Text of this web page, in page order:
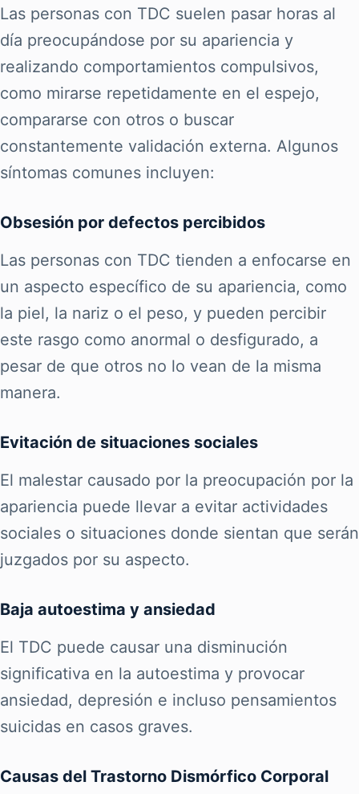
Las personas con TDC suelen pasar horas al
día preocupándose por su apariencia y
realizando comportamientos compulsivos,
como mirarse repetidamente en el espejo,
compararse con otros o buscar
constantemente validación externa. Algunos
síntomas comunes incluyen:
Obsesión por defectos percibidos
Las personas con TDC tienden a enfocarse en
un aspecto específico de su apariencia, como
la piel, la nariz o el peso, y pueden percibir
este rasgo como anormal o desfigurado, a
pesar de que otros no lo vean de la misma
manera.
Evitación de situaciones sociales
El malestar causado por la preocupación por la
apariencia puede llevar a evitar actividades
sociales o situaciones donde sientan que serán
juzgados por su aspecto.
Baja autoestima y ansiedad
El TDC puede causar una disminución
significativa en la autoestima y provocar
ansiedad, depresión e incluso pensamientos
suicidas en casos graves.
Causas del Trastorno Dismórfico Corporal